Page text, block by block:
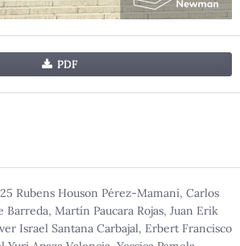
PDF
Rubens Houson Pérez-Mamani, Carlos
Barreda, Martín Paucara Rojas, Juan Erik
Israel Santana Carbajal, Erbert Francisco